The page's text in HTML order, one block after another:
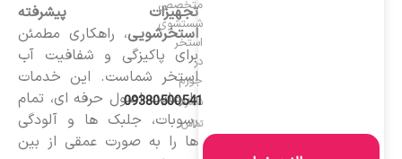
تجهیزات پیشرفته
استخرشویی، راهکاری مطمئن
برای پاکیزگی و شفافیت آب
استخر شماست. این خدمات
با رعایت اصول حرفه ای، تمام
رسوبات، جلبک ها و آلودگی
ها را به صورت عمقی از بین
متخصص
شستشوی
استخر
در
جوزم
شماره
تماس
09380500541